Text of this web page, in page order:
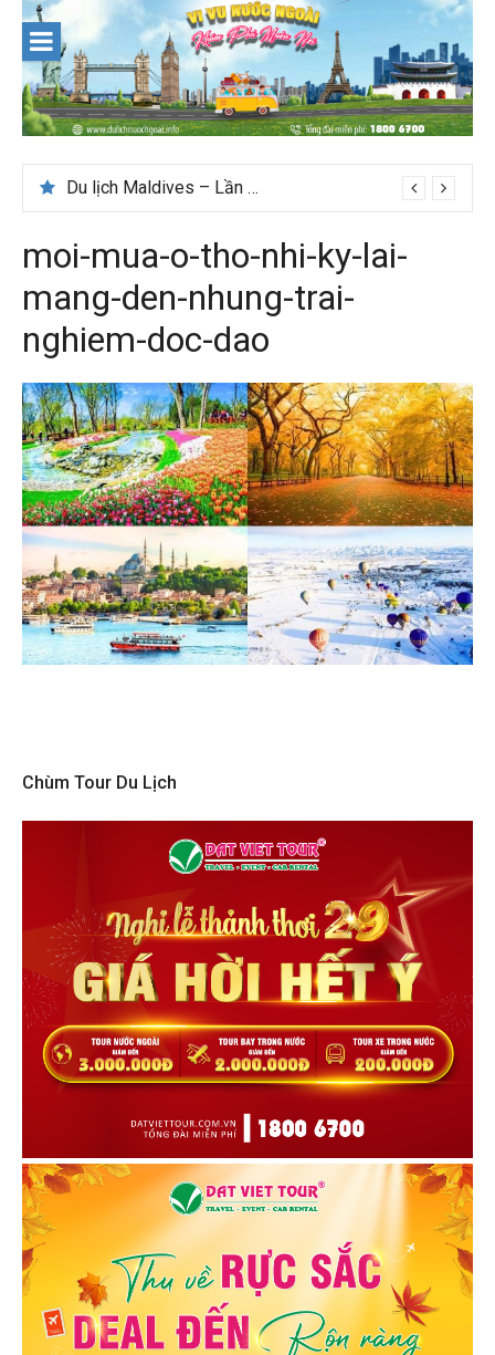
content
Du lịch Maldives – Lần đầu nên đi đâu, chơi gì?
moi-mua-o-tho-nhi-ky-lai-
mang-den-nhung-trai-
nghiem-doc-dao
Chùm Tour Du Lịch